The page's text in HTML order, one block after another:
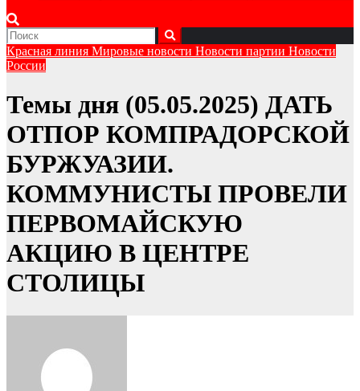
Красная линия Мировые новости Новости партии Новости
России
Темы дня (05.05.2025) ДАТЬ
ОТПОР КОМПРАДОРСКОЙ
БУРЖУАЗИИ.
КОММУНИСТЫ ПРОВЕЛИ
ПЕРВОМАЙСКУЮ
АКЦИЮ В ЦЕНТРЕ
СТОЛИЦЫ